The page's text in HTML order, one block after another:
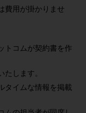
費用が掛かりませ
トコムが契約書を作
します。
タイムな情報を掲載